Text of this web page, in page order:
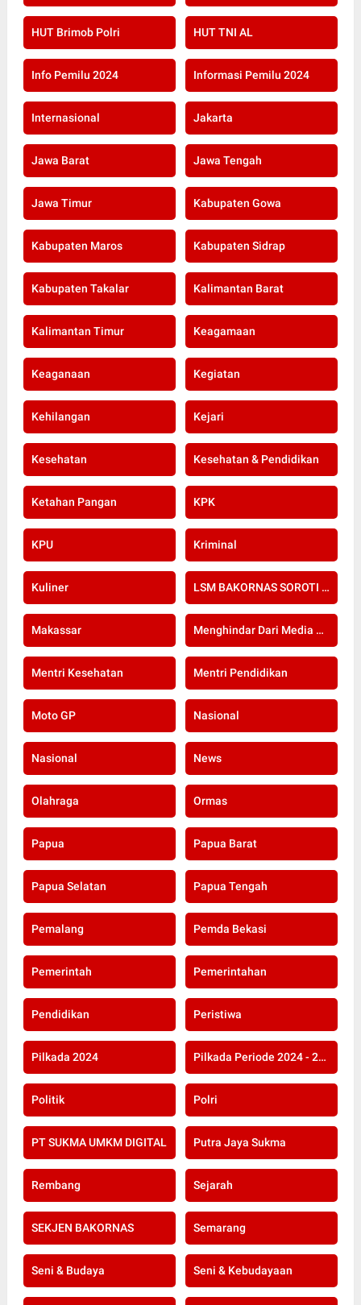
HUT Brimob Polri HUT TNI AL
Info Pemilu 2024 Informasi Pemilu 2024
Internasional Jakarta
Jawa Barat Jawa Tengah
Jawa Timur Kabupaten Gowa
Kabupaten Maros Kabupaten Sidrap
Kabupaten Takalar Kalimantan Barat
Kalimantan Timur Keagamaan
Keaganaan Kegiatan
Kehilangan Kejari
Kesehatan Kesehatan & Pendidikan
Ketahan Pangan KPK
KPU Kriminal
Kuliner LSM BAKORNAS SOROTI RE-SERTIFIKASI KOMPETENSI APOTEKER YANG DI SELENGGARAKAN OLEH KOLEGIUM FARMASI
Makassar Menghindar Dari Media Setelah Terbongkar Kasus Dugaan Gratifikasi Komisioner KPU Kota Bogor
Mentri Kesehatan Mentri Pendidikan
Moto GP Nasional
Nasional News
Olahraga Ormas
Papua Papua Barat
Papua Selatan Papua Tengah
Pemalang Pemda Bekasi
Pemerintah Pemerintahan
Pendidikan Peristiwa
Pilkada 2024 Pilkada Periode 2024 - 2029
Politik Polri
PT SUKMA UMKM DIGITAL Putra Jaya Sukma
Rembang Sejarah
SEKJEN BAKORNAS Semarang
Seni & Budaya Seni & Kebudayaan